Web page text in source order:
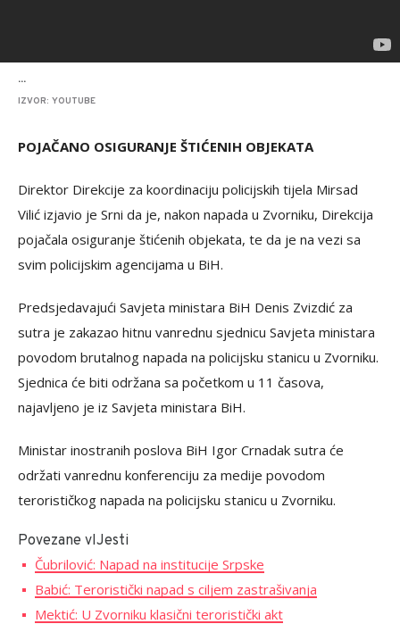
...
IZVOR: YOUTUBE
POJAČANO OSIGURANJE ŠTIĆENIH OBJEKATA
Direktor Direkcije za koordinaciju policijskih tijela Mirsad
Vilić izjavio je Srni da je, nakon napada u Zvorniku, Direkcija
pojačala osiguranje štićenih objekata, te da je na vezi sa
svim policijskim agencijama u BiH.
Predsjedavajući Savjeta ministara BiH Denis Zvizdić za
sutra je zakazao hitnu vanrednu sjednicu Savjeta ministara
povodom brutalnog napada na policijsku stanicu u Zvorniku.
Sjednica će biti održana sa početkom u 11 časova,
najavljeno je iz Savjeta ministara BiH.
Ministar inostranih poslova BiH Igor Crnadak sutra će
održati vanrednu konferenciju za medije povodom
terorističkog napada na policijsku stanicu u Zvorniku.
Povezane vIJesti
Čubrilović: Napad na institucije Srpske
Babić: Teroristički napad s ciljem zastrašivanja
Mektić: U Zvorniku klasični teroristički akt